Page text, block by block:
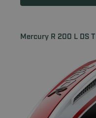
Mercury R 200 L DS